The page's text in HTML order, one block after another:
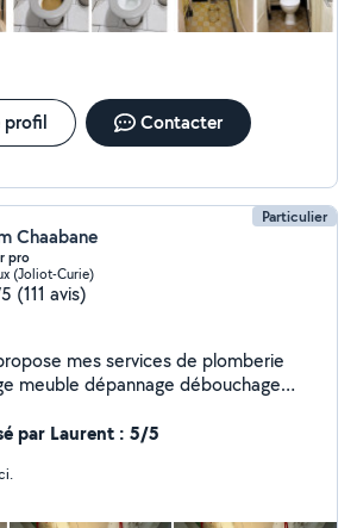
profil Contacter
Particulier
Chaabane
pro
(Joliot-Curie)
(111 avis)
mes services de plomberie
meuble dépannage débouchage
par Laurent : 5/5